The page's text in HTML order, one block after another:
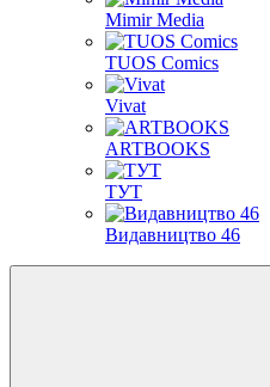
Mimir Media
TUOS Comics
Vivat
ARTBOOKS
ТУТ
Видавництво 46